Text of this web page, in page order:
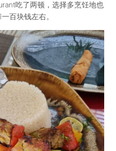
吃了两顿，选择多烹饪地也
百块钱左右。